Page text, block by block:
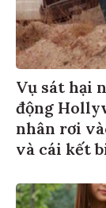
Vụ sát hại
động
nhân rơi
và cái kết